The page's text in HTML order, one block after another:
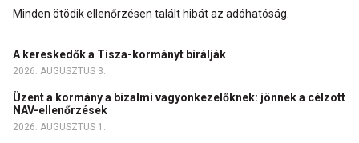
Minden ötödik ellenőrzésen talált hibát az adóhatóság.
A kereskedők a Tisza-kormányt bírálják
2026. AUGUSZTUS 3.
Üzent a kormány a bizalmi vagyonkezelőknek: jönnek a célzott
NAV-ellenőrzések
2026. AUGUSZTUS 1.